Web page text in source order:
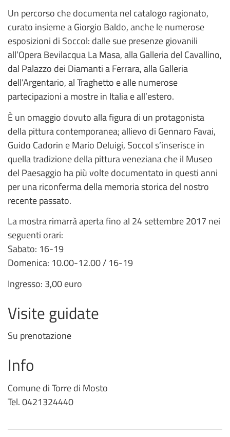
Un percorso che documenta nel catalogo ragionato,
curato insieme a Giorgio Baldo, anche le numerose
esposizioni di Soccol: dalle sue presenze giovanili
all’Opera Bevilacqua La Masa, alla Galleria del Cavallino,
dal Palazzo dei Diamanti a Ferrara, alla Galleria
dell’Argentario, al Traghetto e alle numerose
partecipazioni a mostre in Italia e all’estero.
È un omaggio dovuto alla figura di un protagonista
della pittura contemporanea; allievo di Gennaro Favai,
Guido Cadorin e Mario Deluigi, Soccol s’inserisce in
quella tradizione della pittura veneziana che il Museo
del Paesaggio ha più volte documentato in questi anni
per una riconferma della memoria storica del nostro
recente passato.
La mostra rimarrà aperta fino al 24 settembre 2017 nei
seguenti orari:
Sabato: 16-19
Domenica: 10.00-12.00 / 16-19
Ingresso: 3,00 euro
Visite guidate
Su prenotazione
Info
Comune di Torre di Mosto
Tel. 0421324440